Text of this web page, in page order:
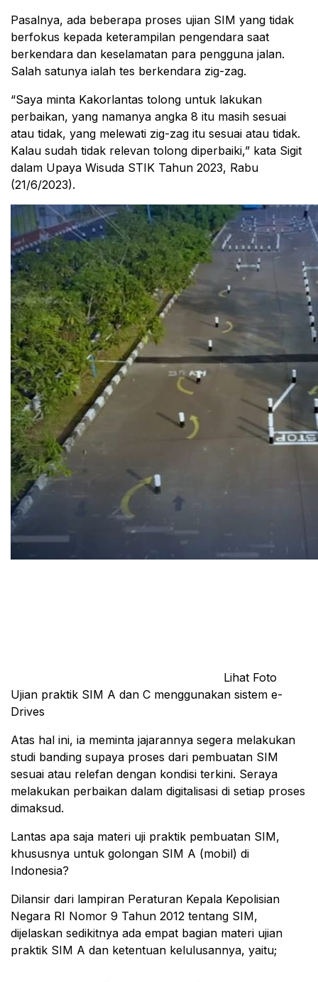
Pasalnya, ada beberapa proses ujian SIM yang tidak
berfokus kepada keterampilan pengendara saat
berkendara dan keselamatan para pengguna jalan.
Salah satunya ialah tes berkendara zig-zag.
“Saya minta Kakorlantas tolong untuk lakukan
perbaikan, yang namanya angka 8 itu masih sesuai
atau tidak, yang melewati zig-zag itu sesuai atau tidak.
Kalau sudah tidak relevan tolong diperbaiki,” kata Sigit
dalam Upaya Wisuda STIK Tahun 2023, Rabu
(21/6/2023).
Lihat Foto
Ujian praktik SIM A dan C menggunakan sistem e-
Drives
Atas hal ini, ia meminta jajarannya segera melakukan
studi banding supaya proses dari pembuatan SIM
sesuai atau relefan dengan kondisi terkini. Seraya
melakukan perbaikan dalam digitalisasi di setiap proses
dimaksud.
Lantas apa saja materi uji praktik pembuatan SIM,
khususnya untuk golongan SIM A (mobil) di
Indonesia?
Dilansir dari lampiran Peraturan Kepala Kepolisian
Negara RI Nomor 9 Tahun 2012 tentang SIM,
dijelaskan sedikitnya ada empat bagian materi ujian
praktik SIM A dan ketentuan kelulusannya, yaitu;